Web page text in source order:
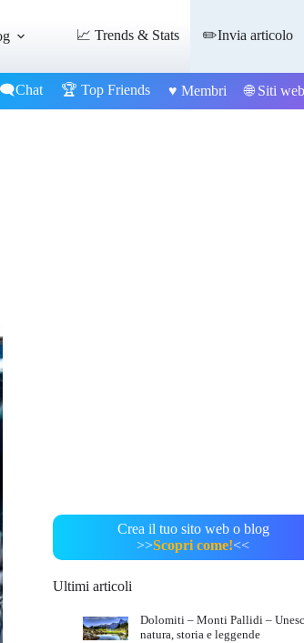
📈 Trends & Stats ✏️Invia articolo
🗨️Chat 🏆 Top Friends ♥️ Membri 🌐 Siti
Crea il tuo sito web o blog
>>Scopri come!<<
Ultimi articoli
Dolomiti – Monti Pallidi –
natura, storia e leggende